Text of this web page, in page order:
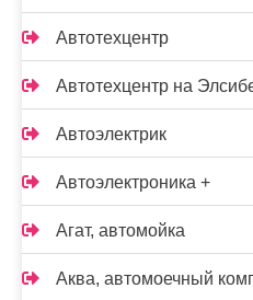
Автотехцентр
Автотехцентр на
Автоэлектрик
Автоэлектроника +
Агат, автомойка
Аква, автомоечный